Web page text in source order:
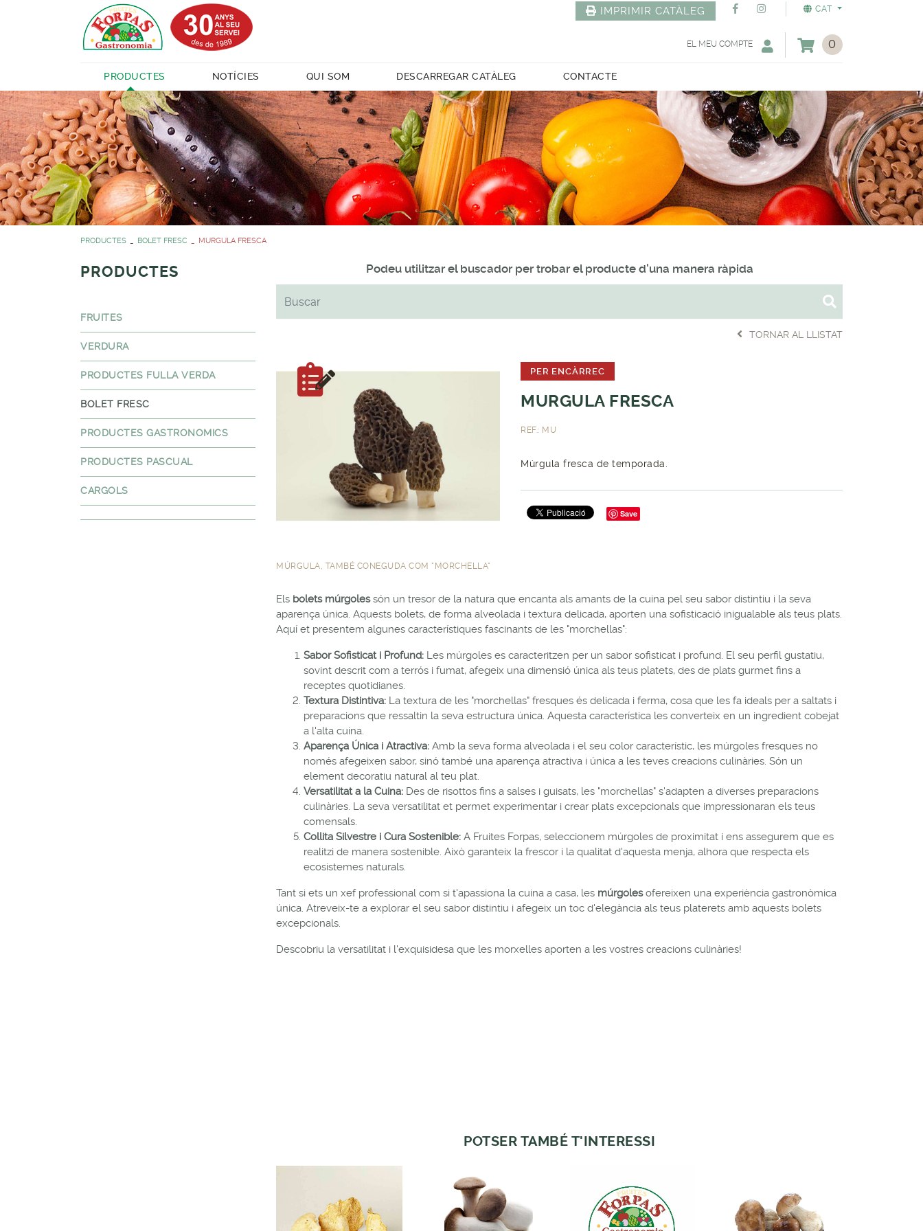
CAT
IMPRIMIR CATÀLEG
0
EL MEU COMPTE
PRODUCTES NOTÍCIES QUI SOM DESCARREGAR CATÀLEG CONTACTE
PRODUCTES BOLET FRESC MURGULA FRESCA
PRODUCTES
FRUITES
VERDURA
PRODUCTES FULLA VERDA
BOLET FRESC
PRODUCTES GASTRONOMICS
PRODUCTES PASCUAL
CARGOLS
Podeu utilitzar el buscador per trobar el producte d'una manera ràpida
TORNAR AL LLISTAT
PER ENCÀRREC
MURGULA FRESCA
REF.: MU
Múrgula fresca de temporada.
Save
MÚRGULA, TAMBÉ CONEGUDA COM "MORCHELLA"
Els bolets múrgolessón un tresor de la natura que encanta als amants de la cuina pel seu sabor distintiu i la seva
aparença única. Aquests bolets, de forma alveolada i textura delicada, aporten una sofisticació inigualable als teus plats.
Aquí et presentem algunes característiques fascinants de les "morchellas":
Sabor Sofisticat i Profund: Les múrgoles es caracteritzen per un sabor sofisticat i profund. El seu perfil gustatiu,
sovint descrit com a terrós i fumat, afegeix una dimensió única als teus platets, des de plats gurmet fins a
receptes quotidianes.
Textura Distintiva: La textura de les "morchellas" fresques és delicada i ferma, cosa que les fa ideals per a saltats i
preparacions que ressaltin la seva estructura única. Aquesta característica les converteix en un ingredient cobejat
a l'alta cuina.
Aparença Única i Atractiva: Amb la seva forma alveolada i el seu color característic, les múrgoles fresques no
només afegeixen sabor, sinó també una aparença atractiva i única a les teves creacions culinàries. Són un
element decoratiu natural al teu plat.
Versatilitat a la Cuina: Des de risottos fins a salses i guisats, les "morchellas" s'adapten a diverses preparacions
culinàries. La seva versatilitat et permet experimentar i crear plats excepcionals que impressionaran els teus
comensals.
Collita Silvestre i Cura Sostenible: A Fruites Forpas, seleccionem múrgoles de proximitat i ens assegurem que es
realitzi de manera sostenible. Això garanteix la frescor i la qualitat d'aquesta menja, alhora que respecta els
ecosistemes naturals.
Tant si ets un xef professional com si t'apassiona la cuina a casa, les múrgolesofereixen una experiència gastronòmica
única. Atreveix-te a explorar el seu sabor distintiu i afegeix un toc d'elegància als teus platerets amb aquests bolets
excepcionals.
Descobriu la versatilitat i l'exquisidesa que les morxelles aporten a les vostres creacions culinàries!
POTSER TAMBÉ T'INTERESSI